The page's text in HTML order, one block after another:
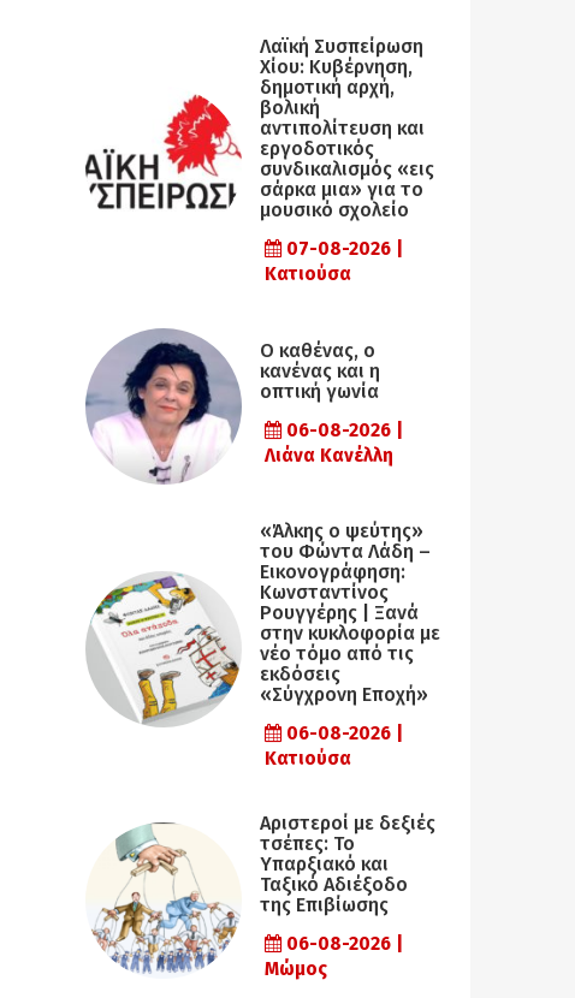
Λαϊκή Συσπείρωση
Χίου: Κυβέρνηση,
δημοτική αρχή,
βολική
αντιπολίτευση και
εργοδοτικός
συνδικαλισμός «εις
σάρκα μια» για το
μουσικό σχολείο
07-08-2026 |
Κατιούσα
Ο καθένας, ο
κανένας και η
οπτική γωνία
06-08-2026 |
Λιάνα Κανέλλη
«Άλκης ο ψεύτης»
του Φώντα Λάδη –
Εικονογράφηση:
Κωνσταντίνος
Ρουγγέρης | Ξανά
στην κυκλοφορία με
νέο τόμο από τις
εκδόσεις
«Σύγχρονη Εποχή»
06-08-2026 |
Κατιούσα
Αριστεροί με δεξιές
τσέπες: Το
Υπαρξιακό και
Ταξικό Αδιέξοδο
της Επιβίωσης
06-08-2026 |
Μώμος